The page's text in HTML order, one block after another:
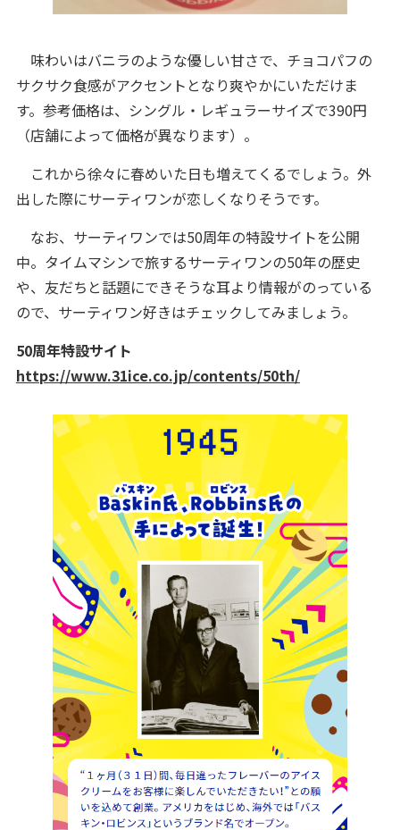
味わいはバニラのような優しい甘さで、チョコパフの
サクサク食感がアクセントとなり爽やかにいただけま
す。参考価格は、シングル・レギュラーサイズで390円
（店舗によって価格が異なります）。
これから徐々に春めいた日も増えてくるでしょう。外
出した際にサーティワンが恋しくなりそうです。
なお、サーティワンでは50周年の特設サイトを公開
中。タイムマシンで旅するサーティワンの50年の歴史
や、友だちと話題にできそうな耳より情報がのっている
ので、サーティワン好きはチェックしてみましょう。
50周年特設サイト
https://www.31ice.co.jp/contents/50th/